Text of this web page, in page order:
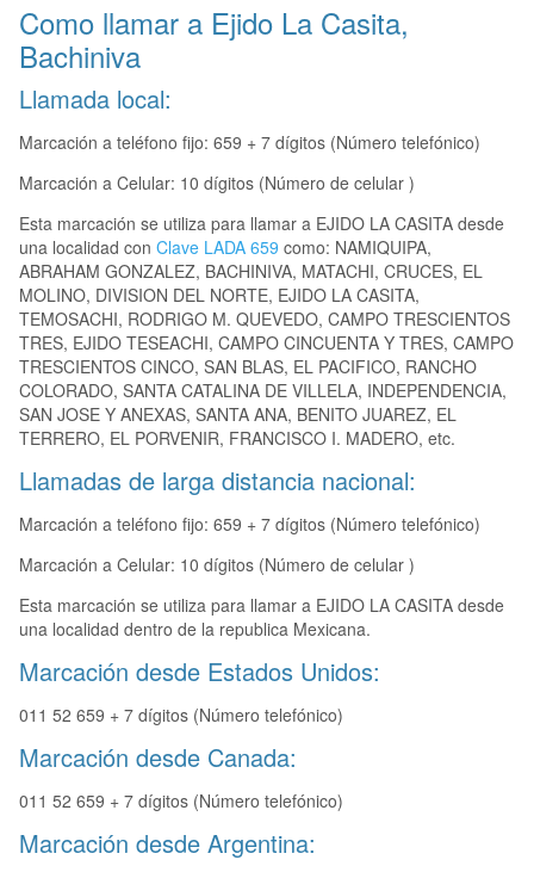
Como llamar a Ejido La Casita,
Bachiniva
Llamada local:
Marcación a teléfono fijo: 659 + 7 dígitos (Número telefónico)
Marcación a Celular: 10 dígitos (Número de celular )
Esta marcación se utiliza para llamar a EJIDO LA CASITA desde
una localidad con Clave LADA 659 como: NAMIQUIPA,
ABRAHAM GONZALEZ, BACHINIVA, MATACHI, CRUCES, EL
MOLINO, DIVISION DEL NORTE, EJIDO LA CASITA,
TEMOSACHI, RODRIGO M. QUEVEDO, CAMPO TRESCIENTOS
TRES, EJIDO TESEACHI, CAMPO CINCUENTA Y TRES, CAMPO
TRESCIENTOS CINCO, SAN BLAS, EL PACIFICO, RANCHO
COLORADO, SANTA CATALINA DE VILLELA, INDEPENDENCIA,
SAN JOSE Y ANEXAS, SANTA ANA, BENITO JUAREZ, EL
TERRERO, EL PORVENIR, FRANCISCO I. MADERO, etc.
Llamadas de larga distancia nacional:
Marcación a teléfono fijo: 659 + 7 dígitos (Número telefónico)
Marcación a Celular: 10 dígitos (Número de celular )
Esta marcación se utiliza para llamar a EJIDO LA CASITA desde
una localidad dentro de la republica Mexicana.
Marcación desde Estados Unidos:
011 52 659 + 7 dígitos (Número telefónico)
Marcación desde Canada:
011 52 659 + 7 dígitos (Número telefónico)
Marcación desde Argentina: